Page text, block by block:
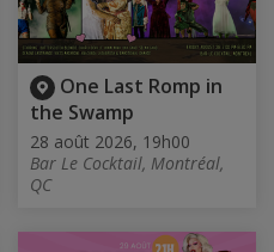
One Last Romp in
the Swamp
28 août 2026, 19h00
Bar Le Cocktail, Montréal,
QC